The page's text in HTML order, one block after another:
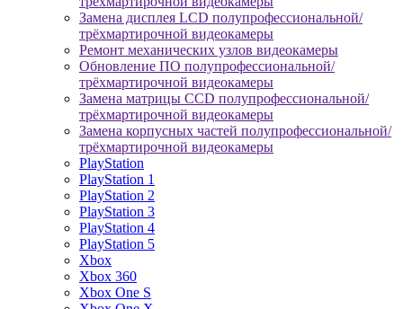
Замена дисплея LCD полупрофессиональной/
трёхмартирочной видеокамеры
Ремонт механических узлов видеокамеры
Обновление ПО полупрофессиональной/
трёхмартирочной видеокамеры
Замена матрицы CCD полупрофессиональной/
трёхмартирочной видеокамеры
Замена корпусных частей полупрофессиональной/
трёхмартирочной видеокамеры
PlayStation
PlayStation 1
PlayStation 2
PlayStation 3
PlayStation 4
PlayStation 5
Xbox
Xbox 360
Xbox One S